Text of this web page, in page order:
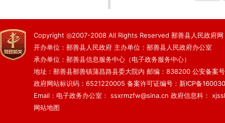
Copyright ◎2007-2008 All Rights Reserved 鄯善县人民政府网
开办单位：鄯善县人民政府 主办单位：鄯善县人民政府办公室
承办单位：鄯善县信息服务中心（电子政务服务中心）
地址：鄯善县鄯善镇蒲昌路县委大院内 邮编：838200 公安备案
政府网站标识码：6521220005 备案许可证编号：新ICP备
Email：电子政务办公室： ssxrmzfw@sina.cn 政府信息科：
网站地图